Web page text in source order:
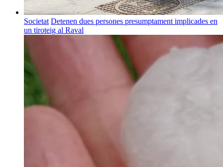
Societat Detenen dues persones presumptament implicades en
un tiroteig al Raval